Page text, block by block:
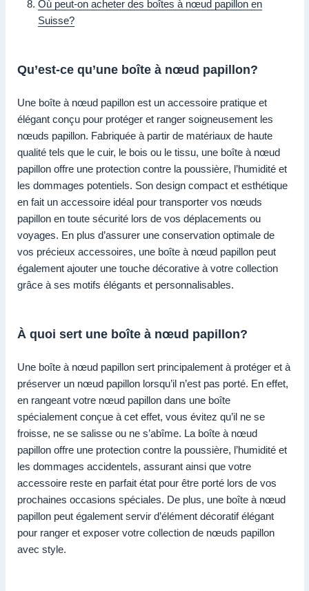
Où peut-on acheter des boîtes à nœud papillon en
Suisse?
Qu’est-ce qu’une boîte à nœud papillon?
Une boîte à nœud papillon est un accessoire pratique et
élégant conçu pour protéger et ranger soigneusement les
nœuds papillon. Fabriquée à partir de matériaux de haute
qualité tels que le cuir, le bois ou le tissu, une boîte à nœud
papillon offre une protection contre la poussière, l’humidité et
les dommages potentiels. Son design compact et esthétique
en fait un accessoire idéal pour transporter vos nœuds
papillon en toute sécurité lors de vos déplacements ou
voyages. En plus d’assurer une conservation optimale de
vos précieux accessoires, une boîte à nœud papillon peut
également ajouter une touche décorative à votre collection
grâce à ses motifs élégants et personnalisables.
À quoi sert une boîte à nœud papillon?
Une boîte à nœud papillon sert principalement à protéger et à
préserver un nœud papillon lorsqu’il n’est pas porté. En effet,
en rangeant votre nœud papillon dans une boîte
spécialement conçue à cet effet, vous évitez qu’il ne se
froisse, ne se salisse ou ne s’abîme. La boîte à nœud
papillon offre une protection contre la poussière, l’humidité et
les dommages accidentels, assurant ainsi que votre
accessoire reste en parfait état pour être porté lors de vos
prochaines occasions spéciales. De plus, une boîte à nœud
papillon peut également servir d’élément décoratif élégant
pour ranger et exposer votre collection de nœuds papillon
avec style.